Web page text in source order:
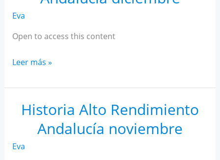
Eva
Open to access this content
Historia
Rendimiento
Andalucía
diciembre
Leer más »
Historia Alto Rendimiento
Andalucía noviembre
Eva